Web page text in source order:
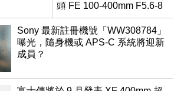
頭 FE 100-400mm F5.6-8
Sony 最新註冊機號「WW308784」
曝光，隨身機或 APS-C 系統將迎新
成員？